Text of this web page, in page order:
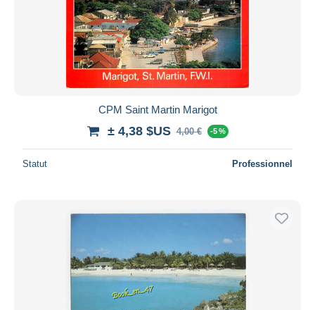
CPM Saint Martin Marigot
± 4,38 $US 4,00 € -5 %
Statut Professionnel